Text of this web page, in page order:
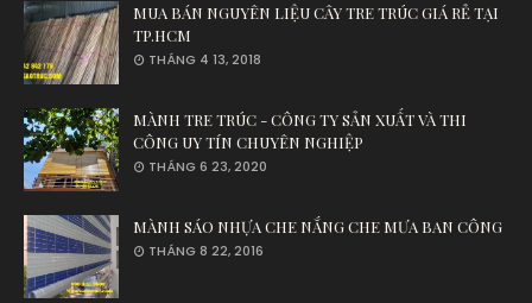
MUA BÁN NGUYÊN LIỆU CÂY TRE TRÚC GIÁ RẺ TẠI
TP.HCM
THÁNG 4 13, 2018
MÀNH TRE TRÚC - CÔNG TY SẢN XUẤT VÀ THI
CÔNG UY TÍN CHUYÊN NGHIỆP
THÁNG 6 23, 2020
MÀNH SÁO NHỰA CHE NẮNG CHE MƯA BAN CÔNG
THÁNG 8 22, 2016